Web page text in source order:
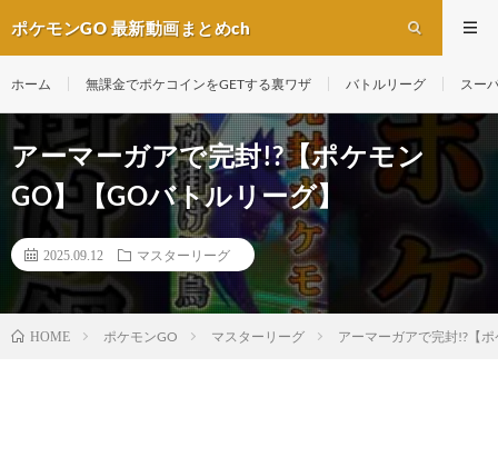
ポケモンGO 最新動画まとめch
ホーム 無課金でポケコインをGETする裏ワザ バトルリーグ スー
アーマーガアで完封!?【ポケモン
GO】【GOバトルリーグ】
2025.09.12 マスターリーグ
HOME ポケモンGO マスターリーグ アーマーガアで完封!?【